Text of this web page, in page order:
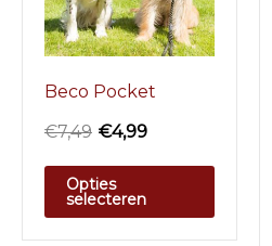
Beco Pocket
€7,49 €4,99
Opties
selecteren